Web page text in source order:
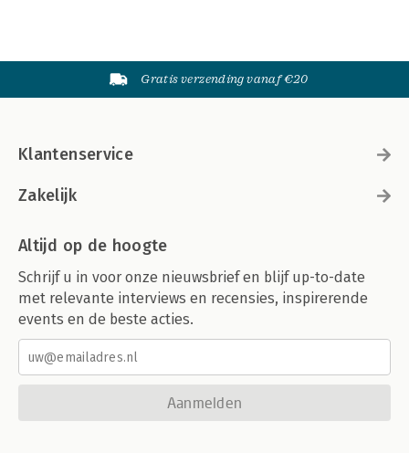
Gratis verzending vanaf €20
Klantenservice
Zakelijk
Altijd op de hoogte
Schrijf u in voor onze nieuwsbrief en blijf up-to-date
met relevante interviews en recensies, inspirerende
events en de beste acties.
Aanmelden